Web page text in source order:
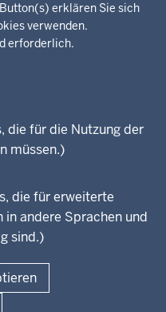
erklären Sie sich
verwenden.
erforderlich.
die für die Nutzung der
müssen.)
die für erweiterte
in andere Sprachen und
sind.)